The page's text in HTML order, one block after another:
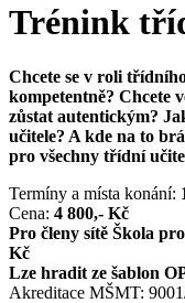
Trénink
Chcete se v roli
kompetentně? Chcete
zůstat autentickým?
učitele? A kde na to
pro všechny třídní
Termíny a místa konání:
Cena: 4 800,- Kč
Pro členy sítě Škola
Kč
Lze hradit ze šablon
Akreditace MŠMT: